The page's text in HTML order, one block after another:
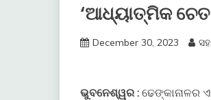
‘ଆଧ୍ୟାତ୍ମିକ
December 30, 2023
ଭୁବନେଶ୍ୱର : ଢେଙ୍କାନାଳର